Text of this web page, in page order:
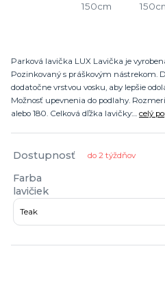
Parková lavička LUX Lavička je
Pozinkovaný s práškovým nástrekom.
dodatočne vrstvou vosku, aby lepšie
Možnosť upevnenia do podlahy.
alebo 180. Celková dľžka lavičky:... celý
Dostupnosť do 2 týždňov
Farba
lavičiek